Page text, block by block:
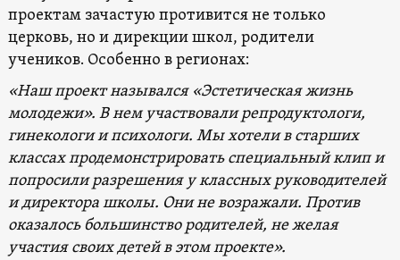
проектам зачастую противится не только
церковь, но и дирекции школ, родители
учеников. Особенно в регионах:
«Наш проект назывался «Эстетическая жизнь
молодежи». В нем участвовали репродуктологи,
гинекологи и психологи. Мы хотели в старших
классах продемонстрировать специальный клип и
попросили разрешения у классных руководителей
и директора школы. Они не возражали. Против
оказалось большинство родителей, не желая
участия своих детей в этом проекте».